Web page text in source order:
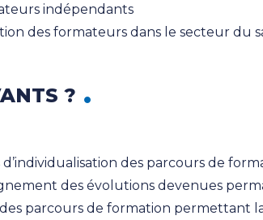
indépendants
des formateurs dans le secteur du
?
des parcours de
des évolutions devenues
parcours de formation permettant